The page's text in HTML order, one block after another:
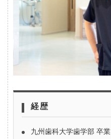
経歴
九州歯科大学歯学部 卒業